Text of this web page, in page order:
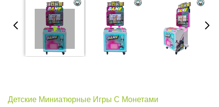
Детские Миниатюрные Игры С Монетами